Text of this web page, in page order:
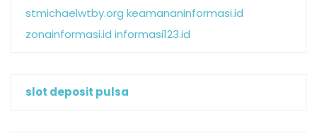
stmichaelwtby.org keamananinformasi.id
zonainformasi.id informasi123.id
slot deposit pulsa